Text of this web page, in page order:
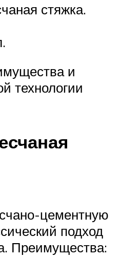
стяжка.
и
технологии
цементную
подход
Преимущества: